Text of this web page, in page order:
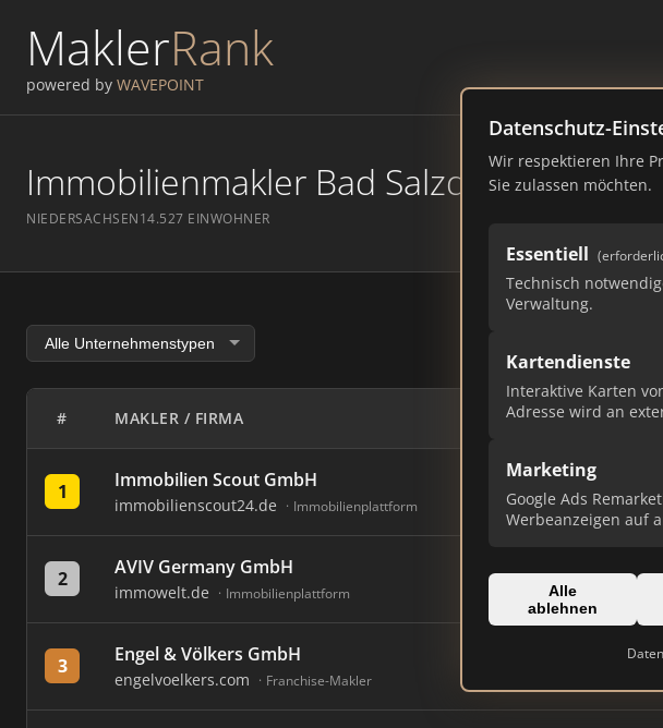
MaklerRank
powered by WAVEPOINT
Datenschutz-
Wir respektieren Ihre
Sie zulassen möchten.
Essentiell
Technisch
Verwaltung.
Kartendienste
Interaktive Karten
Adresse wird an
Marketing
Google Ads
Werbeanzeigen auf
Alle
ablehnen
Immobilienmakler Bad Salzdetfurth –
NIEDERSACHSEN14.527 EINWOHNER
# MAKLER / FIRMA
1 Immobilien Scout GmbH
immobilienscout24.de Immobilienplattform
2 AVIV Germany GmbH
immowelt.de Immobilienplattform
3 Engel & Völkers GmbH
engelvoelkers.com Franchise-Makler